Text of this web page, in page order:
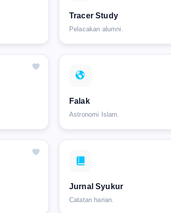
Tracer Study
Pelacakan alumni.
Falak
Astronomi Islam.
Jurnal Syukur
Catatan harian.